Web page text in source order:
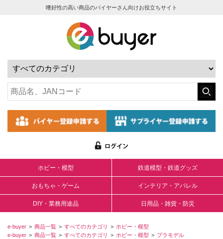
嗜好性の高い商品のバイヤーさん向けお役立ちサイト
ホビー・模型 鉄道模型・鉄道グッズ
おもちゃ・ゲーム インテリア・アパレル
DIY・業務用途品 日用品・雑貨・防災
e-buyer 商品一覧 すべてのカテゴリ
ホビー・模型
e-buyer
商品一覧 すべてのカテゴリ ホビー・模型
プラモデル